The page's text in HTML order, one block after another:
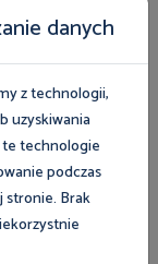
stratę
utracone
pracodawca
będzie koszt
jaka
danych
z technologii,
uzyskiwania
technologie
podczas
Brak